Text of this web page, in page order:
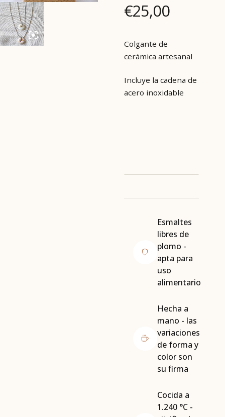
€25,00
Colgante de
cerámica artesanal
Incluye la cadena de
acero inoxidable
Esmaltes
libres de
plomo -
apta para
uso
alimentario
Hecha a
mano - las
variaciones
de forma y
color son
su firma
Cocida a
1.240 °C -